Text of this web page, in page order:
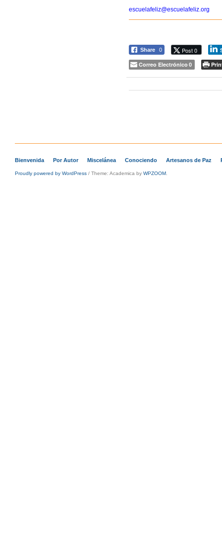
escuelafeliz@escuelafeliz.org
Share 0 Post 0
Correo Electrónico 0
Bienvenida Por Autor Miscelánea Conociendo Artesanos de Paz
Proudly powered by WordPress / Theme: Academica by WPZOOM